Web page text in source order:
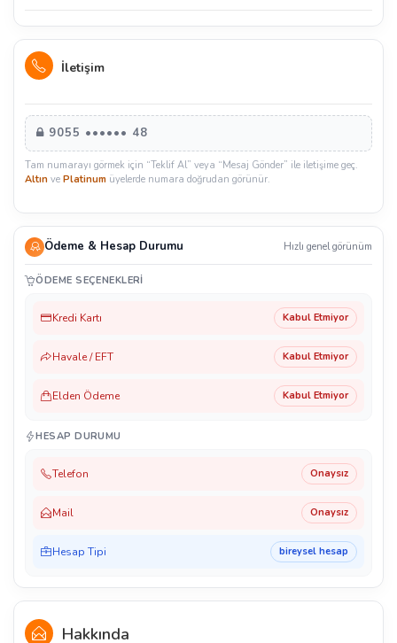
İletişim
9055 •••••• 48
Tam numarayı görmek için “Teklif Al” veya “Mesaj Gönder” ile iletişime geç.
Altın ve Platinum üyelerde numara doğrudan görünür.
Ödeme & Hesap Durumu Hızlı genel görünüm
ÖDEME SEÇENEKLERI
Kredi Kartı Kabul Etmiyor
Havale / EFT Kabul Etmiyor
Elden Ödeme Kabul Etmiyor
HESAP DURUMU
Telefon Onaysız
Mail Onaysız
Hesap Tipi bireysel hesap
Hakkında